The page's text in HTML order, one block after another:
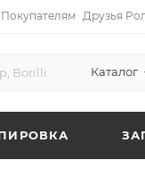
Покупателям Друзья
Каталог